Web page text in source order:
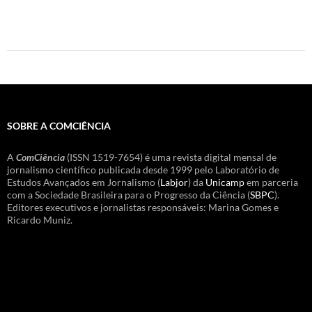
SOBRE A COMCIÊNCIA
AComCiência (ISSN 1519-7654) é uma revista digital mensal de
jornalismo científico publicada desde 1999 pelo Laboratório de
Estudos Avançados em Jornalismo (Labjor) da Unicampem parceria
com a Sociedade Brasileira para o Progresso da Ciência (SBPC).
Editores executivos e jornalistas responsáveis: Marina Gomes e
Ricardo Muniz.